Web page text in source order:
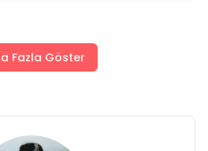
Fazla Göster